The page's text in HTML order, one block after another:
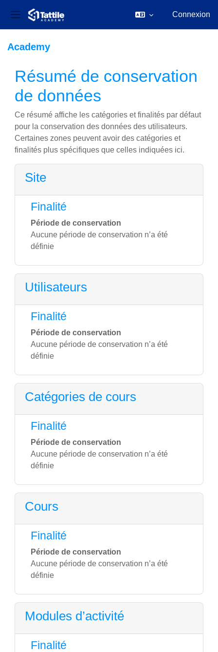
Panneau latéral
Connexion
Academy
Résumé de conservation
de données
Ce résumé affiche les catégories et finalités par défaut
pour la conservation des données des utilisateurs.
Certaines zones peuvent avoir des catégories et
finalités plus spécifiques que celles indiquées ici.
Site
Finalité
Période de conservation
Aucune période de conservation n’a été
définie
Utilisateurs
Finalité
Période de conservation
Aucune période de conservation n’a été
définie
Catégories de cours
Finalité
Période de conservation
Aucune période de conservation n’a été
définie
Cours
Finalité
Période de conservation
Aucune période de conservation n’a été
définie
Modules d’activité
Finalité